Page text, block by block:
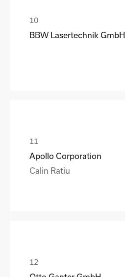
BBW Lasertechnik GmbH
Apollo Corporation
Calin Ratiu